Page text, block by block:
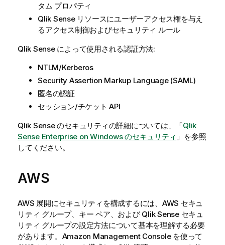
タム プロパティ
Qlik Senseリソースにユーザーアクセス権を与え
るアクセス制御およびセキュリティ ルール
Qlik Senseによって使用される認証方法:
NTLM/Kerberos
Security Assertion Markup Language (SAML)
匿名の認証
セッション/チケット API
Qlik Senseのセキュリティの詳細については、「Qlik
Sense Enterprise on Windows のセキュリティ 」を参照
してください。
AWS
AWS 展開にセキュリティを構成するには、AWS セキュ
リティ グループ、キー ペア、およびQlik Senseセキュ
リティ グループの設定方法について基本を理解する必要
があります。Amazon Management Console を使って